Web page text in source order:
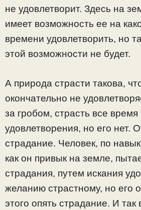
не удовлетворит. Здесь на
имеет возможность ее на
времени удовлетворить, но
этой возможности не будет.
А природа страсти такова,
окончательно не
за гробом, страсть все время
удовлетворения, но его нет.
страдание. Человек, по
как он привык на земле,
страдания, путем искания
желанию страстному, но его
этого опять страдание. И так